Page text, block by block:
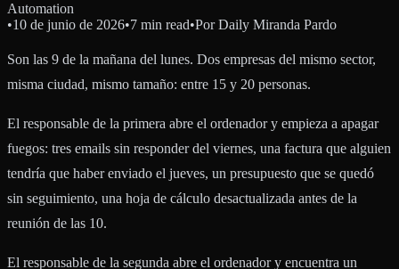
Automation
•10 de junio de 2026•7 min read•Por Daily Miranda Pardo
Son las 9 de la mañana del lunes. Dos empresas del mismo sector,
misma ciudad, mismo tamaño: entre 15 y 20 personas.
El responsable de la primera abre el ordenador y empieza a apagar
fuegos: tres emails sin responder del viernes, una factura que alguien
tendría que haber enviado el jueves, un presupuesto que se quedó
sin seguimiento, una hoja de cálculo desactualizada antes de la
reunión de las 10.
El responsable de la segunda abre el ordenador y encuentra un